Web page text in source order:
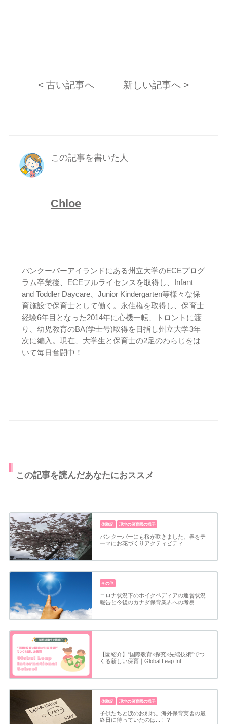
< 古い記事へ 新しい記事へ >
この記事を書いた人
Chloe
バンクーバーアイランドにある州立大学のECEプログ
ラム卒業後、ECEフルライセンスを取得し、Infant
and Toddler Daycare、Junior Kindergarten等様々な保
育施設で保育士として働く。永住権を取得し、保育士
経験6年目となった2014年に心機一転、トロントに渡
り、幼児教育のBA(学士号)取得を目指し州立大学3年
次に編入。現在、大学生と保育士の2足のわらじをは
いて毎日奮闘中！
この記事を読んだあなたにおススメ
体験記 現地の保育園の様子
バンクーバーにも桜が咲きました。春をテ
ーマにお花づくりアクティビティ
その他
コロナ状況下のホイクペディアの運営状況
報告と今後のカナダ保育業界への考察
【園紹介】“国際教育×探究×先端技術”でつ
くる新しい保育｜Global Leap Int…
体験記 現地の保育園の様子
子供たちと涙のお別れ。海外保育実習の最
終日に待っていたのは...！？